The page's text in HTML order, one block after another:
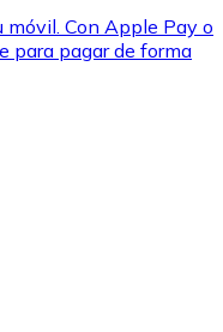
en tu tienda más
móvil. Con Apple Pay o
para pagar de forma